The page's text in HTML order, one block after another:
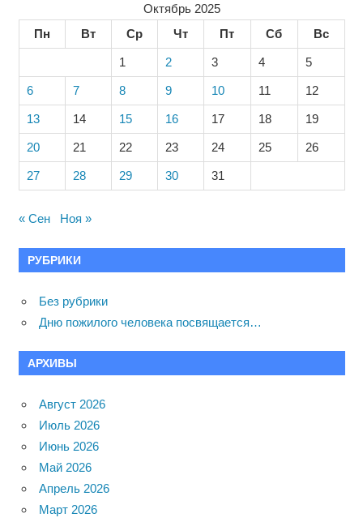
Октябрь 2025
Пн
Вт Ср Чт Пт Сб Вс
1 2 3 4 5
6 7 8 9 10 11 12
13 14 15 16 17 18 19
20 21 22 23 24 25 26
27 28 29 30 31
« Сен Ноя »
РУБРИКИ
Без рубрики
Дню пожилого человека посвящается…
АРХИВЫ
Август 2026
Июль 2026
Июнь 2026
Май 2026
Апрель 2026
Март 2026